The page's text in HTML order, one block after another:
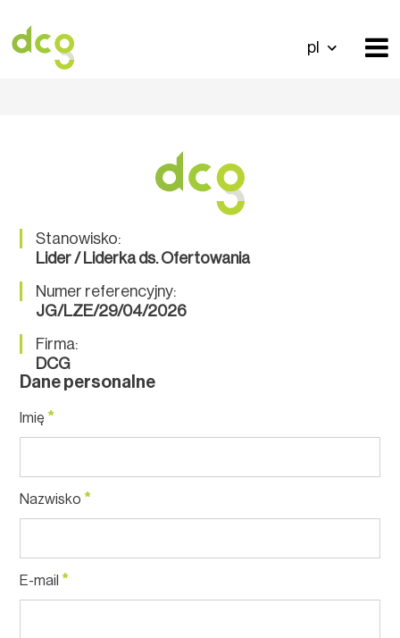
pl
Stanowisko:
Lider / Liderka ds. Ofertowania
Numer referencyjny:
JG/LZE/29/04/2026
Firma:
DCG
Dane personalne
Imię *
Nazwisko *
E-mail *